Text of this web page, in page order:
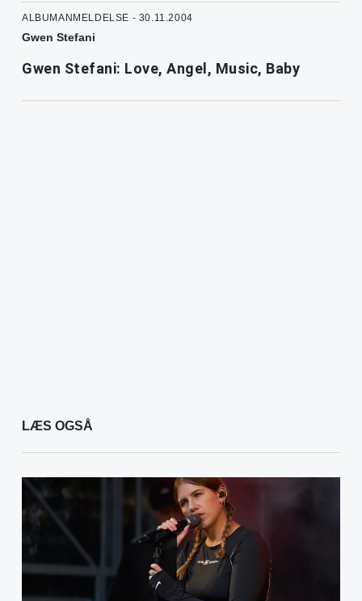
ALBUMANMELDELSE - 30.11.2004
Gwen Stefani
Gwen Stefani: Love, Angel, Music, Baby
LÆS OGSÅ